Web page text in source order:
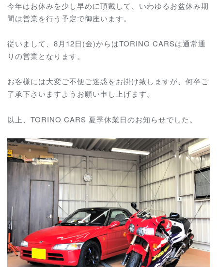
今年はお休みを少し早めに頂戴して、いわゆるお盆休み期
間は営業を行う予定で御座います。
従いまして、8月12日(金)からはTORINO CARSは通常通
りの営業となります。
お客様には大変ご不便ご迷惑をお掛け致しますが、何卒ご
了承下さいますようお願い申し上げます。
以上、TORINO CARS 夏季休業日のお知らせでした。